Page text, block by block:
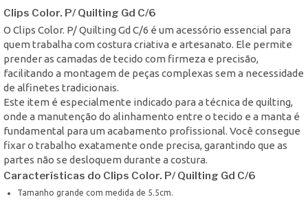
Clips Color. P/ Quilting Gd C/6
O Clips Color. P/ Quilting Gd C/6 é um acessório essencial para
quem trabalha com costura criativa e artesanato. Ele permite
prender as camadas de tecido com firmeza e precisão,
facilitando a montagem de peças complexas sem a necessidade
de alfinetes tradicionais.
Este item é especialmente indicado para a técnica de quilting,
onde a manutenção do alinhamento entre o tecido e a manta é
fundamental para um acabamento profissional. Você consegue
fixar o trabalho exatamente onde precisa, garantindo que as
partes não se desloquem durante a costura.
Características do Clips Color. P/ Quilting Gd C/6
Tamanho grande com medida de 5.5cm.